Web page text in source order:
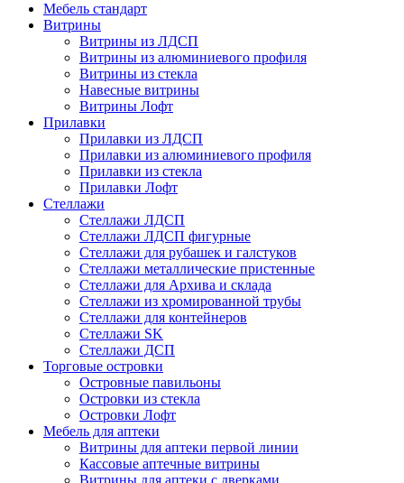
Мебель стандарт
Витрины
Витрины из ЛДСП
Витрины из алюминиевого профиля
Витрины из стекла
Навесные витрины
Витрины Лофт
Прилавки
Прилавки из ЛДСП
Прилавки из алюминиевого профиля
Прилавки из стекла
Прилавки Лофт
Стеллажи
Стеллажи ЛДСП
Стеллажи ЛДСП фигурные
Стеллажи для рубашек и галстуков
Стеллажи металлические пристенные
Стеллажи для Архива и склада
Стеллажи из хромированной трубы
Стеллажи для контейнеров
Стеллажи SK
Стеллажи ДСП
Торговые островки
Островные павильоны
Островки из стекла
Островки Лофт
Мебель для аптеки
Витрины для аптеки первой линии
Кассовые аптечные витрины
Витрины для аптеки с дверками